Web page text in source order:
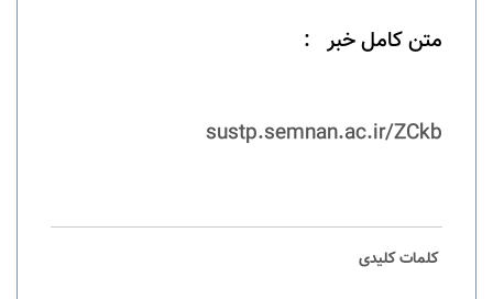
متن کامل خبر :
sustp.semnan.ac.ir/ZCkb
کلمات کلیدی